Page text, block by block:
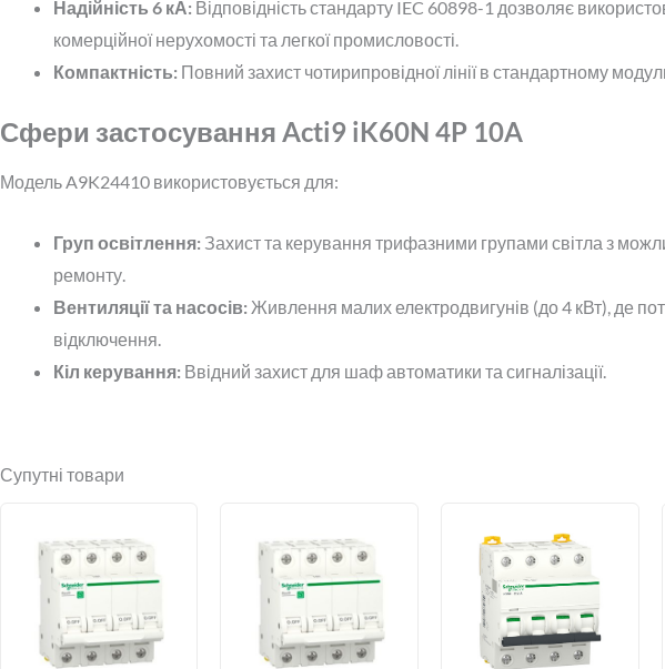
Надійність 6 кА: Відповідність стандарту IEC 60898-1 дозволяє
комерційної нерухомості та легкої промисловості.
Компактність: Повний захист чотирипровідної лінії в стандартному
Сфери застосування Acti9 iK60N 4P 10A
Модель A9K24410 використовується для:
Груп освітлення: Захист та керування трифазними групами світла з
ремонту.
Вентиляції та насосів: Живлення малих електродвигунів (до 4 кВт), де
відключення.
Кіл керування: Ввідний захист для шаф автоматики та сигналізації.
Супутні товари